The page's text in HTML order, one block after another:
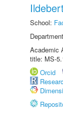
School:
Academic
title: MS-
Orcid